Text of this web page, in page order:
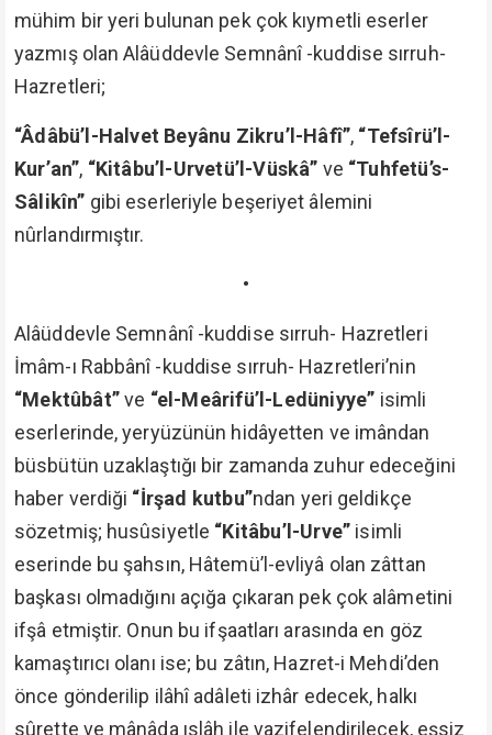
mühim bir yeri bulunan pek çok kıymetli eserler
yazmış olan Alâüddevle Semnânî -kuddise sırruh-
Hazretleri;
“Âdâbü’l-Halvet Beyânu Zikru’l-Hâfî”, “Tefsîrü’l-
Kur’an”, “Kitâbu’l-Urvetü’l-Vüskâ” ve “Tuhfetü’s-
Sâlikîn” gibi eserleriyle beşeriyet âlemini
nûrlandırmıştır.
•
Alâüddevle Semnânî -kuddise sırruh- Hazretleri
İmâm-ı Rabbânî -kuddise sırruh- Hazretleri’nin
“Mektûbât”ve “el-Meârifü’l-Ledüniyye” isimli
eserlerinde, yeryüzünün hidâyetten ve imândan
büsbütün uzaklaştığı bir zamanda zuhur edeceğini
haber verdiği “İrşad kutbu”ndan yeri geldikçe
sözetmiş; husûsiyetle “Kitâbu’l-Urve” isimli
eserinde bu şahsın, Hâtemü’l-evliyâ olan zâttan
başkası olmadığını açığa çıkaran pek çok alâmetini
ifşâ etmiştir. Onun bu ifşaatları arasında en göz
kamaştırıcı olanı ise; bu zâtın, Hazret-i Mehdi’den
önce gönderilip ilâhî adâleti izhâr edecek, halkı
sûrette ve mânâda ıslâh ile vazifelendirilecek, eşsiz